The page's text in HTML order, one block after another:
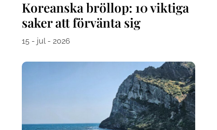
Koreanska bröllop: 10 viktiga
saker att förvänta sig
15 - jul - 2026